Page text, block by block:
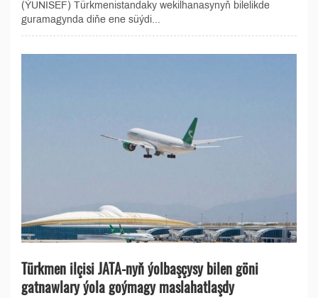
(ÝUNISEF) Türkmenistandaky wekilhanasynyň bilelikde
guramagynda diňe ene süýdi...
Türkmen ilçisi JATA-nyň ýolbaşçysy bilen göni
gatnawlary ýola goýmagy maslahatlaşdy